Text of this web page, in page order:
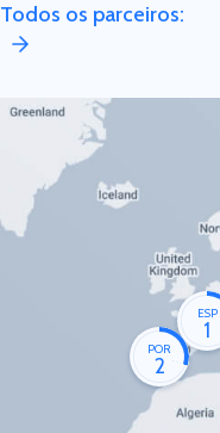
Todos os parceiros:
POR
2
ESP
1